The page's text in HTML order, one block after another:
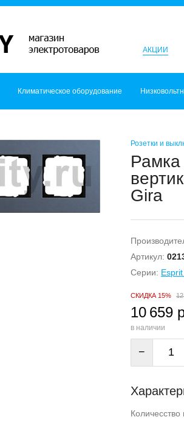
АКЦИИ
Климатическое оборудование
Розетки и
Рамка
Gira
Артикул:
Серии:
СКИДКА 15%
10 659
в наличии
−